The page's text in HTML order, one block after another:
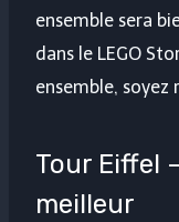
ensemble sera
dans le LEGO
ensemble, soyez
Tour Eiffel
meilleur